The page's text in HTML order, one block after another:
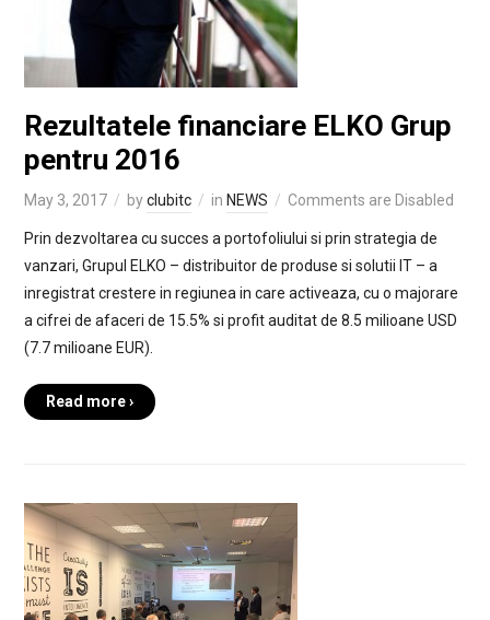
Rezultatele financiare ELKO Grup
pentru 2016
May 3, 2017 byclubitc in NEWS Comments are Disabled
Prin dezvoltarea cu succes a portofoliului si prin strategia de
vanzari, Grupul ELKO – distribuitor de produse si solutii IT – a
inregistrat crestere in regiunea in care activeaza, cu o majorare
a cifrei de afaceri de 15.5% si profit auditat de 8.5 milioane USD
(7.7 milioane EUR).
Read more ›